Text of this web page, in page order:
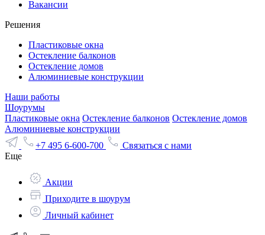
Вакансии
Решения
Пластиковые окна
Остекление балконов
Остекление домов
Алюминиевые конструкции
Наши работы
Шоурумы
Пластиковые окна Остекление балконов Остекление домов
Алюминиевые конструкции
+7 495 6-600-700
Связаться с нами
Еще
Акции
Приходите в шоурум
Личный кабинет